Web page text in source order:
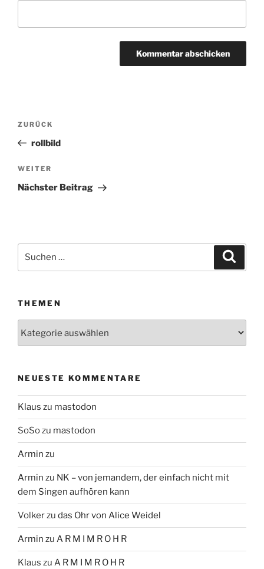
Beitragsnavigation
Vorheriger
Beitrag
ZURÜCK
rollbild
Nächster
Beitrag
WEITER
Nächster Beitrag
Suchen
THEMEN
NEUESTE KOMMENTARE
Klaus zu mastodon
SoSozu mastodon
Armin zu
Armin zu NK – von jemandem, der einfach nicht mit
dem Singen aufhören kann
Volkerzu das Ohr von Alice Weidel
Armin zu A R M I M R O H R
Klaus zu A R M I M R O H R